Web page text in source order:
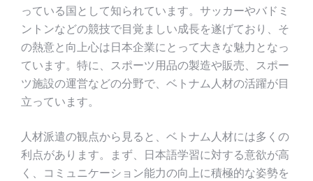
っている国として知られています。サッカーやバドミ
ントンなどの競技で目覚ましい成長を遂げており、そ
の熱意と向上心は日本企業にとって大きな魅力となっ
ています。特に、スポーツ用品の製造や販売、スポー
ツ施設の運営などの分野で、ベトナム人材の活躍が目
立っています。
人材派遣の観点から見ると、ベトナム人材には多くの
利点があります。まず、日本語学習に対する意欲が高
く、コミュニケーション能力の向上に積極的な姿勢を